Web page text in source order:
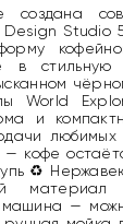
создана
Design Studio
в стильную
World
и
любимых
— кофе
♻️
материал
машина —